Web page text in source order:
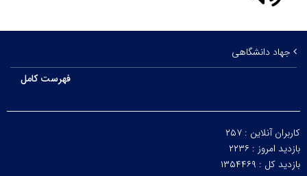
جهاد دانشگاهی
فهرست کامل
کاربران آنلاین : ۲۵۷
بازدید امروز : ۲۲۳۶
بازدید کل : ۱۳۵۴۴۶۹